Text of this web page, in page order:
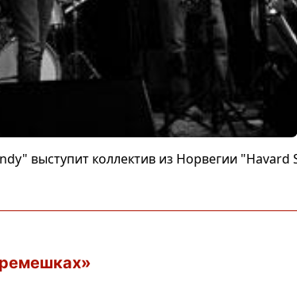
выступит коллектив из Норвегии